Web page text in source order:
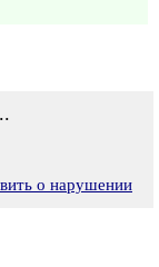
о нарушении